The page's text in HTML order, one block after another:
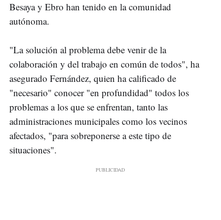
Besaya y Ebro han tenido en la comunidad
autónoma.
"La solución al problema debe venir de la
colaboración y del trabajo en común de todos", ha
asegurado Fernández, quien ha calificado de
"necesario" conocer "en profundidad" todos los
problemas a los que se enfrentan, tanto las
administraciones municipales como los vecinos
afectados, "para sobreponerse a este tipo de
situaciones".